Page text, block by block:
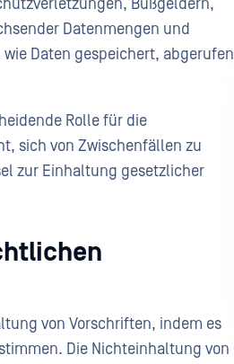
Bußgeldern,
Datenmengen und
Daten gespeichert, abgerufen
Rolle für die
sich von Zwischenfällen zu
zur Einhaltung gesetzlicher
von Vorschriften, indem es
Die Nichteinhaltung von